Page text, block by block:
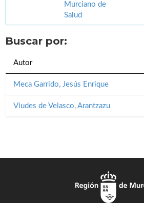
Murciano de
Salud
Buscar por:
Autor
Meca Garrido, Jesús Enrique
Viudes de Velasco, Arantzazu